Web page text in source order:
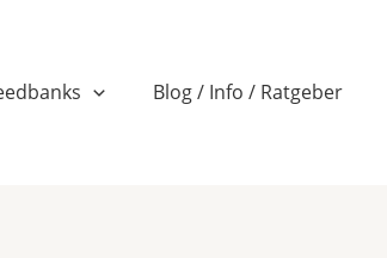
Blog / Info / Ratgeber